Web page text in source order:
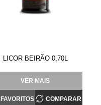
LICOR BEIRÃO 0,70L
VER MAIS
FAVORITOS COMPARAR